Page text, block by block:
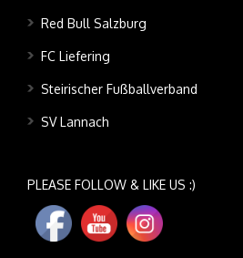
Red Bull Salzburg
FC Liefering
Steirischer Fußballverband
SV Lannach
PLEASE FOLLOW & LIKE US :)